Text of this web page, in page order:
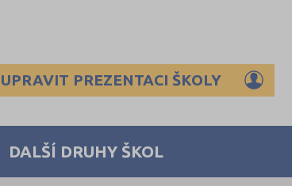
UPRAVIT PREZENTACI ŠKOLY
DALŠÍ DRUHY ŠKOL